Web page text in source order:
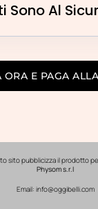
Sono Al
E PAGA
sito pubblicizza il prodotto
Physom s.r.l
Email: info@oggibelli.com